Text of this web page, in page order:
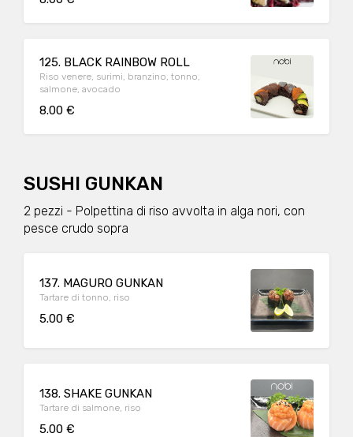
125. BLACK RAINBOW ROLL
Riso venere, surimi, branzino, tonno,
salmone, avocado
8.00 €
SUSHI GUNKAN
2 pezzi - Polpettina di riso avvolta in alga nori, con
pesce crudo sopra
137. MAGURO GUNKAN
Tartare di tonno, riso
5.00 €
138. SHAKE GUNKAN
Tartare di salmone, riso
5.00 €